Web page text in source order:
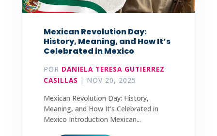
Mexican Revolution Day:
History, Meaning, and How It’s
Celebrated in Mexico
POR DANIELA TERESA GUTIERREZ
CASILLAS | NOV 20, 2025
Mexican Revolution Day: History,
Meaning, and How It’s Celebrated in
Mexico Introduction Mexican...